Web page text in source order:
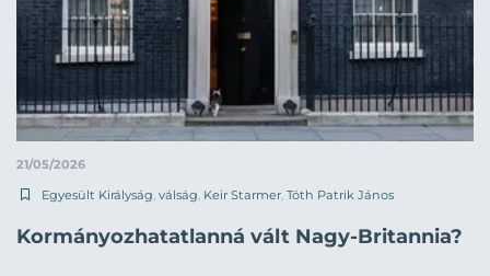
21/05/2026
Egyesült Királyság, válság, Keir Starmer, Tóth Patrik János
Kormányozhatatlanná vált Nagy-Britannia?